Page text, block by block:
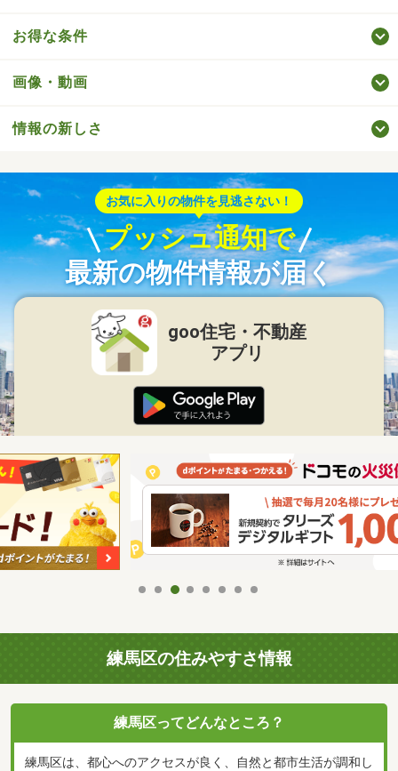
お得な条件
画像・動画
情報の新しさ
お気に入りの物件を見逃さない！
プッシュ通知で
最新の物件情報が届く
goo住宅・不動産
アプリ
練馬区の住みやすさ情報
練馬区ってどんなところ？
練馬区は、都心へのアクセスが良く、自然と都市生活が調和し